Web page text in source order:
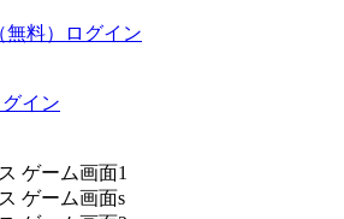
料） ログイン